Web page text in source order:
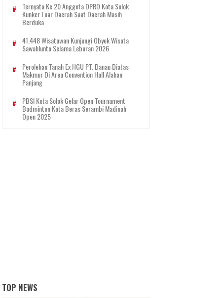
Ternyata Ke 20 Anggota DPRD Kota Solok
Kunker Luar Daerah Saat Daerah Masih
Berduka
41.448 Wisatawan Kunjungi Obyek Wisata
Sawahlunto Selama Lebaran 2026
Perolehan Tanah Ex HGU PT. Danau Diatas
Makmur Di Area Convention Hall Alahan
Panjang
PBSI Kota Solok Gelar Open Tournament
Badminton Kota Beras Serambi Madinah
Open 2025
TOP NEWS